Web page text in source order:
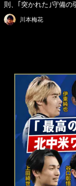
則、｢突かれた｣守備の
川本梅花